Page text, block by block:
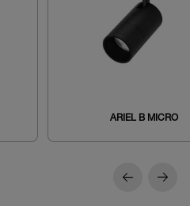
ARIEL B MICRO